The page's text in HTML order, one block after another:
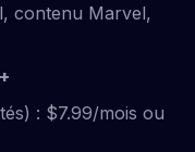
contenu Marvel,
: $7.99/mois ou